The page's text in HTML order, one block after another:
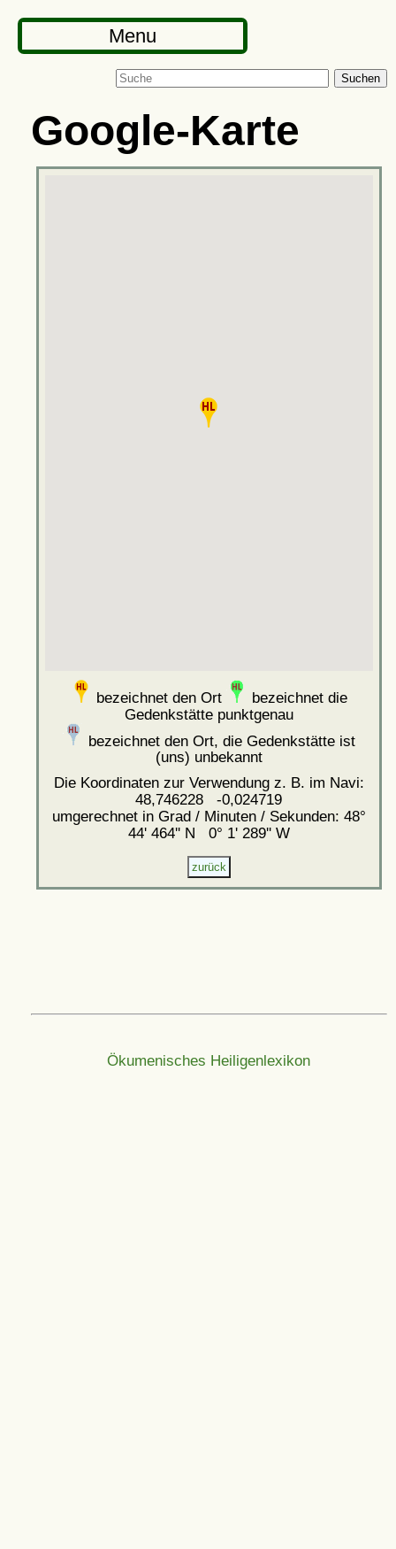
Menu
Suchen
Google-Karte
bezeichnet den Ort
bezeichnet die
Gedenkstätte punktgenau
bezeichnet den Ort, die Gedenkstätte ist
(uns) unbekannt
Die Koordinaten zur Verwendung z. B. im Navi:
48,746228 -0,024719
umgerechnet in Grad / Minuten / Sekunden: 48°
44' 464'' N 0° 1' 289'' W
Ökumenisches Heiligenlexikon